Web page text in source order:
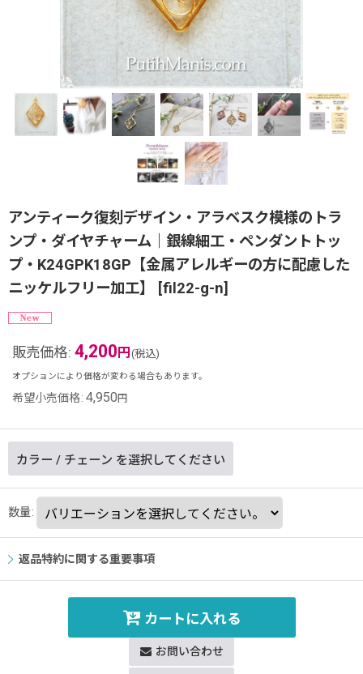
アンティーク復刻デザイン・アラベスク模様のトラ
ンプ・ダイヤチャーム｜銀線細工・ペンダントトッ
プ・K24GPK18GP【金属アレルギーの方に配慮した
ニッケルフリー加工】
[fil22-g-n]
販売価格: 4,200 円 (税込)
オプションにより価格が変わる場合もあります。
希望小売価格: 4,950 円
カラー / チェーン を選択してください
数量:
返品特約に関する重要事項
カートに入れる
お問い合わせ